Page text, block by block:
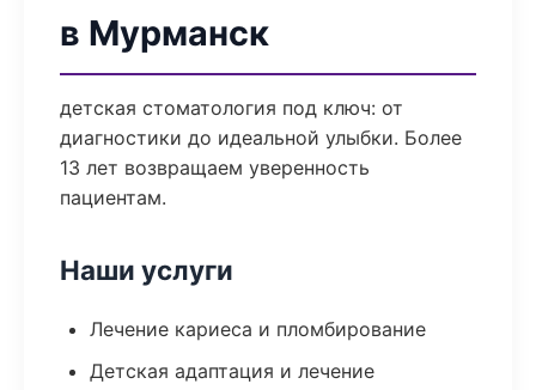
в Мурманск
детская стоматология под ключ: от
диагностики до идеальной улыбки. Более
13 лет возвращаем уверенность
пациентам.
Наши услуги
Лечение кариеса и пломбирование
Детская адаптация и лечение